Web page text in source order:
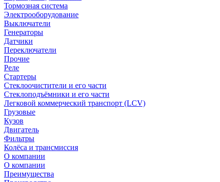
Тормозная система
Электрооборудование
Выключатели
Генераторы
Датчики
Переключатели
Прочие
Реле
Стартеры
Стеклоочистители и его части
Стеклоподъёмники и его части
Легковой коммерческий транспорт (LCV)
Грузовые
Кузов
Двигатель
Фильтры
Колёса и трансмиссия
О компании
О компании
Преимущества